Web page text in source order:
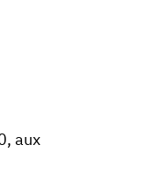
aux